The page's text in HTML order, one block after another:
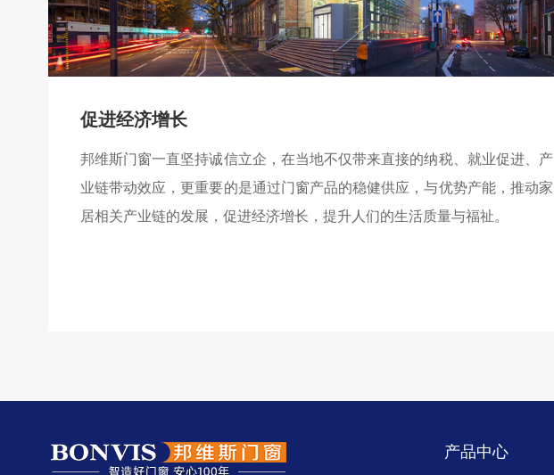
促进经济增长
邦维斯门窗一直坚持诚信立企，在当地不仅带来直接的纳税、就业促进、产
业链带动效应，更重要的是通过门窗产品的稳健供应，与优势产能，推动家
居相关产业链的发展，促进经济增长，提升人们的生活质量与福祉。
产品中心